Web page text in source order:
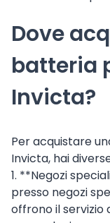
Dove
batteria
Invicta?
Per acquistare
Invicta, hai
1. **Negozi
presso negozi
offrono il servizio